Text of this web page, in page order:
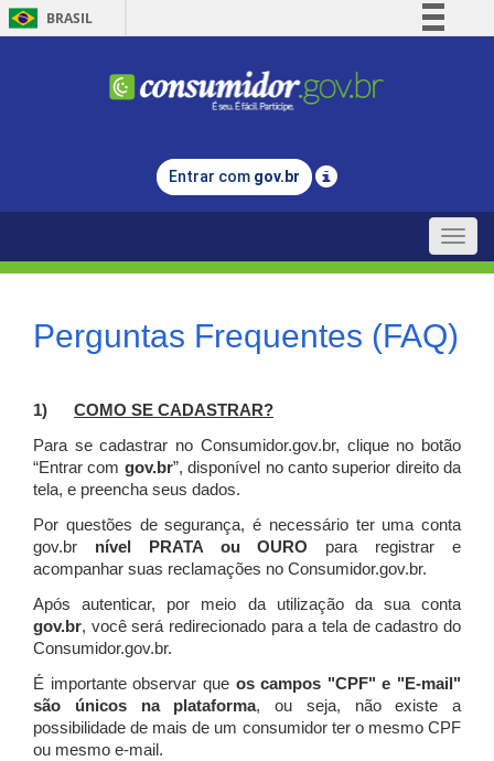
BRASIL
Comunica BR
Legislação
Entrar com gov.br
Toggle
Perguntas Frequentes (FAQ)
1) COMO SE CADASTRAR?
Para se cadastrar no Consumidor.gov.br, clique no botão
“Entrar com gov.br”, disponível no canto superior direito da
tela, e preencha seus dados.
Por questões de segurança, é necessário ter uma conta
gov.br nível PRATA ou OURO para registrar e
acompanhar suas reclamações no Consumidor.gov.br.
Após autenticar, por meio da utilização da sua conta
gov.br, você será redirecionado para a tela de cadastro do
Consumidor.gov.br.
É importante observar que os campos "CPF" e "E-mail"
são únicos na plataforma, ou seja, não existe a
possibilidade de mais de um consumidor ter o mesmo CPF
ou mesmo e-mail.